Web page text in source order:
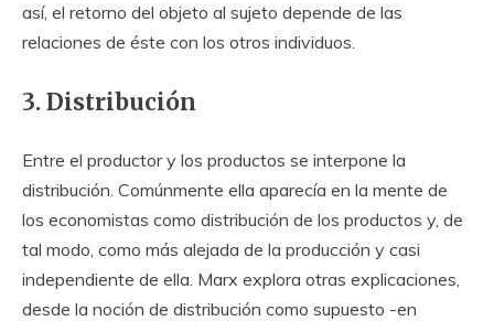
así, el retorno del objeto al sujeto depende de las
relaciones de éste con los otros individuos.
3. Distribución
Entre el productor y los productos se interpone la
distribución. Comúnmente ella aparecía en la mente de
los economistas como distribución de los productos y, de
tal modo, como más alejada de la producción y casi
independiente de ella. Marx explora otras explicaciones,
desde la noción de distribución como supuesto -en